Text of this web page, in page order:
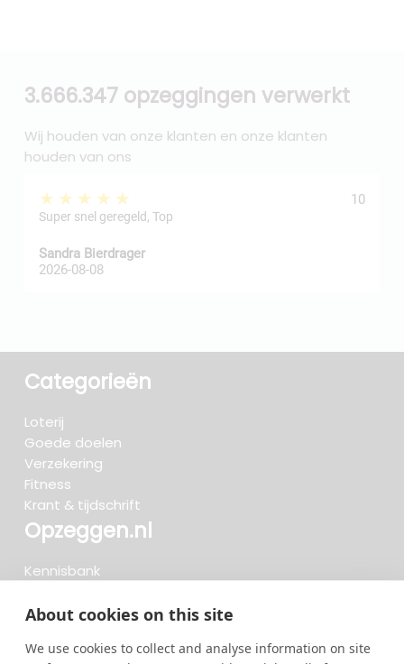
About cookies on this site
We use cookies to collect and analyse information on site
3.666.347 opzeggingen verwerkt
Wij houden van onze klanten en onze klanten
houden van ons
★★★★★ 10
Super snel geregeld, Top
Sandra Bierdrager
2026-08-08
Categorieën
Loterij
Goede doelen
Verzekering
Fitness
Krant & tijdschrift
Opzeggen.nl
Kennisbank
Beoordelingen